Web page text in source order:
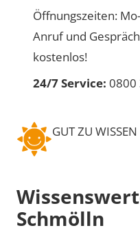
Öffnungszeiten:
Anruf und
kostenlos!
24/7 Service: 0800
GUT ZU WISSEN
Schmölln